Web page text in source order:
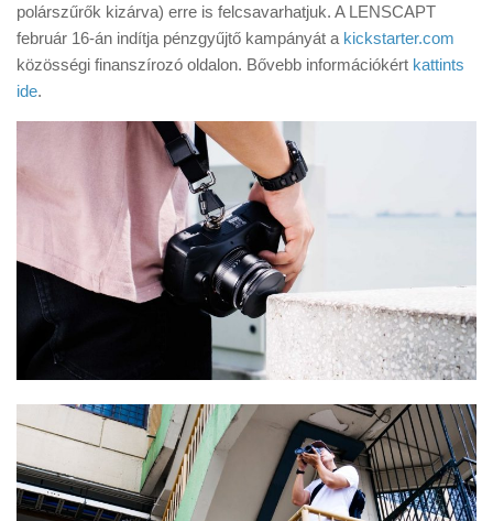
polárszűrők kizárva) erre is felcsavarhatjuk. A LENSCAPT
február 16-án indítja pénzgyűjtő kampányát a kickstarter.com
közösségi finanszírozó oldalon. Bővebb információkért kattints
ide.